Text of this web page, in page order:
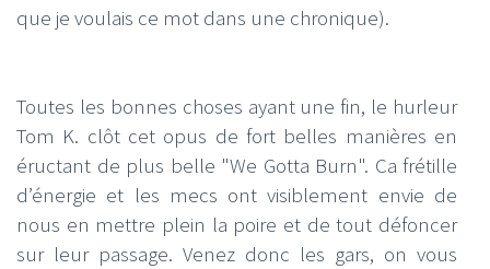
que je voulais ce mot dans une chronique).
Toutes les bonnes choses ayant une fin, le hurleur
Tom K. clôt cet opus de fort belles manières en
éructant de plus belle "We Gotta Burn". Ca frétille
d’énergie et les mecs ont visiblement envie de
nous en mettre plein la poire et de tout défoncer
sur leur passage. Venez donc les gars, on vous